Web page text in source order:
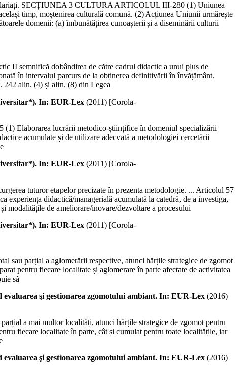
SECȚIUNEA 3 CULTURA ARTICOLUL III-280 (1) Uniunea
timp, moștenirea culturală comună. (2) Acțiunea Uniunii urmărește
domenii: (a) îmbunătățirea cunoașterii și a diseminării culturii
II semnifică dobândirea de către cadrul didactic a unui plus de
în intervalul parcurs de la obținerea definitivării în învățământ.
242 alin. (4) și alin. (8) din Legea
In: EUR-Lex (2011) [Corola-
Elaborarea lucrării metodico-științifice în domeniul specializării
acumulate și de utilizare adecvată a metodologiei cercetării
In: EUR-Lex (2011) [Corola-
tuturor etapelor precizate în prezenta metodologie. ... Articolul 57
experiența didactică/managerială acumulată la catedră, de a investiga,
modalitățile de ameliorare/inovare/dezvoltare a procesului
In: EUR-Lex (2011) [Corola-
sau parțial a aglomerării respective, atunci hărțile strategice de zgomot
pentru fiecare localitate și aglomerare în parte afectate de activitatea
să
şi gestionarea zgomotului ambiant. In: EUR-Lex (2016)
a mai multor localități, atunci hărțile strategice de zgomot pentru
fiecare localitate în parte, cât și cumulat pentru toate localitățile, iar
şi gestionarea zgomotului ambiant. In: EUR-Lex (2016)